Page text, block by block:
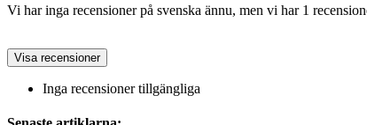
Vi har inga recensioner på svenska ännu, men vi har 1
Visa recensioner
Inga recensioner tillgängliga